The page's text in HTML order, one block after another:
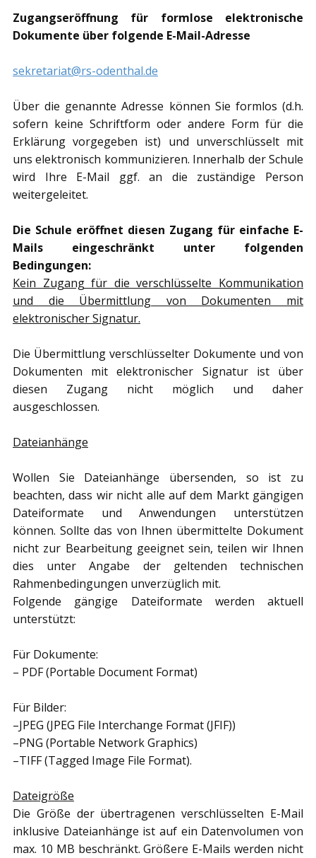
Zugangseröffnung für formlose elektronische
Dokumente über folgende E-Mail-Adresse
sekretariat@rs-odenthal.de
Über die genannte Adresse können Sie formlos (d.h.
sofern keine Schriftform oder andere Form für die
Erklärung vorgegeben ist) und unverschlüsselt mit
uns elektronisch kommunizieren. Innerhalb der Schule
wird Ihre E-Mail ggf. an die zuständige Person
weitergeleitet.
Die Schule eröffnet diesen Zugang für einfache E-
Mails eingeschränkt unter folgenden
Bedingungen:
Kein Zugang für die verschlüsselte Kommunikation
und die Übermittlung von Dokumenten mit
elektronischer Signatur.
Die Übermittlung verschlüsselter Dokumente und von
Dokumenten mit elektronischer Signatur ist über
diesen Zugang nicht möglich und daher
ausgeschlossen.
Dateianhänge
Wollen Sie Dateianhänge übersenden, so ist zu
beachten, dass wir nicht alle auf dem Markt gängigen
Dateiformate und Anwendungen unterstützen
können. Sollte das von Ihnen übermittelte Dokument
nicht zur Bearbeitung geeignet sein, teilen wir Ihnen
dies unter Angabe der geltenden technischen
Rahmenbedingungen unverzüglich mit.
Folgende gängige Dateiformate werden aktuell
unterstützt:
Für Dokumente:
– PDF (Portable Document Format)
Für Bilder:
–JPEG (JPEG File Interchange Format (JFIF))
–PNG (Portable Network Graphics)
–TIFF (Tagged Image File Format).
Dateigröße
Die Größe der übertragenen verschlüsselten E-Mail
inklusive Dateianhänge ist auf ein Datenvolumen von
max. 10 MB beschränkt. Größere E-Mails werden nicht